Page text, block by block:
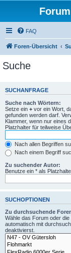
FAQ
Foren-Übersicht
Suche
SUCHANFRAGE
Suche nach Wörtern:
Setze ein + vor ein Wort,
gefunden werden darf.
Klammer, wenn nur eines
Platzhalter für teilweise
Nach allen Begriffen
Nach einem Begriff
Zu suchender Autor:
Benutze ein * als
SUCHOPTIONEN
Zu durchsuchende
Wähle das Forum oder
automatisch mit
deaktivierst.